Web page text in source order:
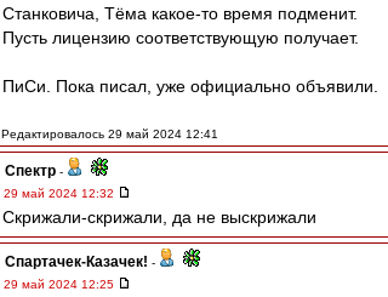
Станковича, Тёма какое-то время подменит.
Пусть лицензию соответствующую получает.
ПиСи. Пока писал, уже официально объявили.
Редактировалось 29 май 2024 12:41
Спектр -
29 май 2024 12:32
Скрижали-скрижали, да не выскрижали
Спартачек-Казачек! -
29 май 2024 12:25